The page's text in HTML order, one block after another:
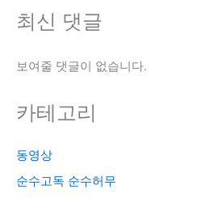
최신 댓글
보여줄 댓글이 없습니다.
카테고리
동영상
순수고독 순수허무